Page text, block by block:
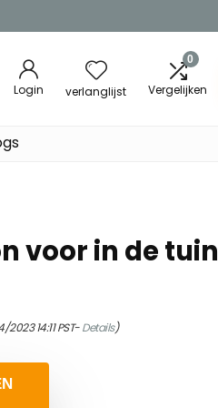
Login verlanglijst
0
Vergelijken
voor in de tuin
14:11 PST-Details)